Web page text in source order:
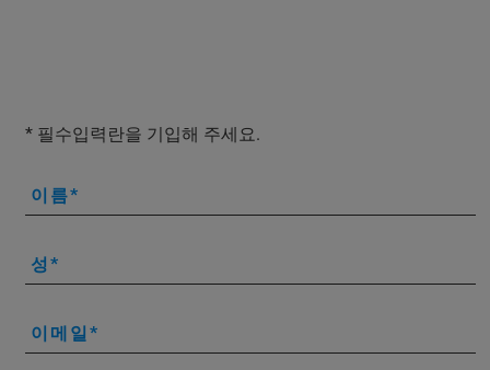
* 필수입력란을 기입해 주세요.
이름
성
이메일